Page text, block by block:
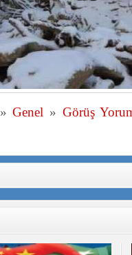
»Genel » Görüş